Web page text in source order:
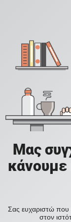
Μας
κάνουμε
Σας ευχαριστώ που
στον